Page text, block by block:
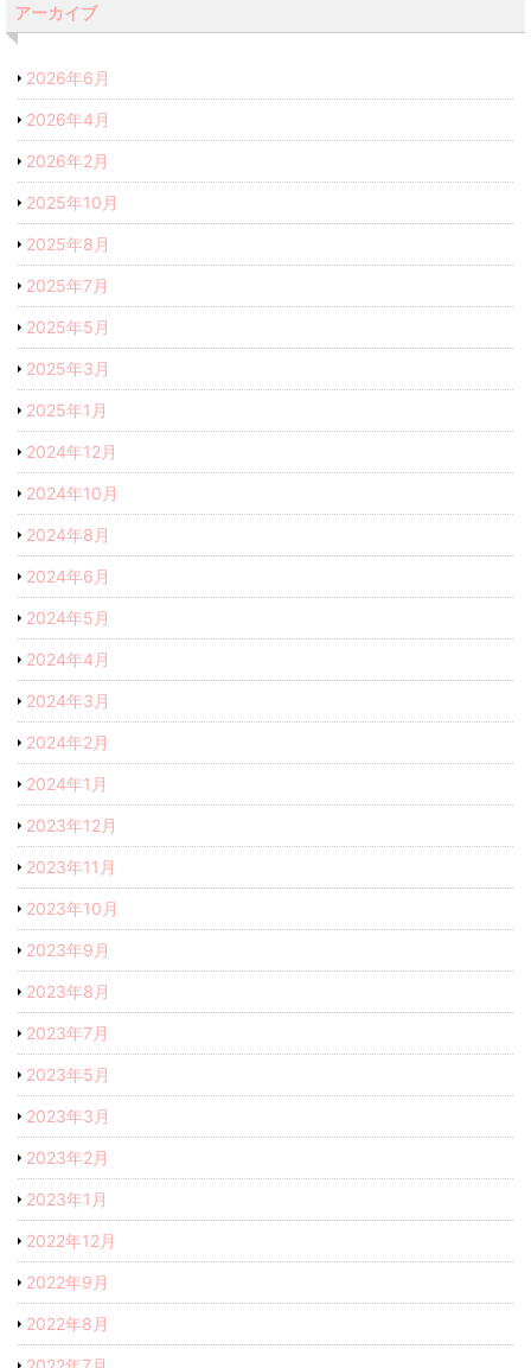
アーカイブ
2026年6月
2026年4月
2026年2月
2025年10月
2025年8月
2025年7月
2025年5月
2025年3月
2025年1月
2024年12月
2024年10月
2024年8月
2024年6月
2024年5月
2024年4月
2024年3月
2024年2月
2024年1月
2023年12月
2023年11月
2023年10月
2023年9月
2023年8月
2023年7月
2023年5月
2023年3月
2023年2月
2023年1月
2022年12月
2022年9月
2022年8月